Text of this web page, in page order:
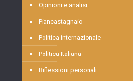
Opinioni e analisi
Piancastagnaio
Politica internazionale
Politica Italiana
Riflessioni personali